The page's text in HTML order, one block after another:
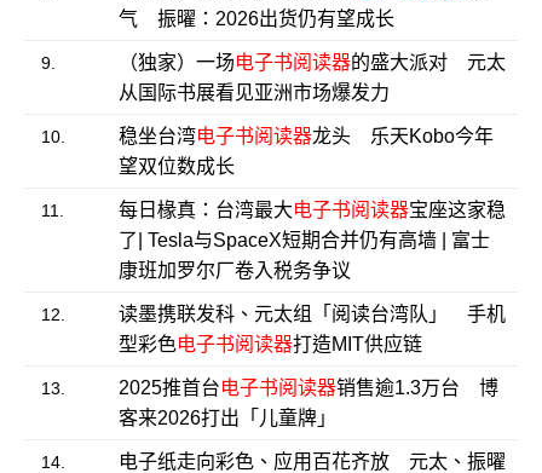
气 振曜：2026出货仍有望成长
9. （独家）一场电子书阅读器的盛大派对 元太
从国际书展看见亚洲市场爆发力
10. 稳坐台湾电子书阅读器龙头 乐天Kobo今年
望双位数成长
11. 每日椽真：台湾最大电子书阅读器宝座这家稳
了| Tesla与SpaceX短期合并仍有高墙 | 富士
康班加罗尔厂卷入税务争议
12.
读墨携联发科、元太组「阅读台湾队」 手机
型彩色电子书阅读器打造MIT供应链
13. 2025推首台电子书阅读器销售逾1.3万台 博
客来2026打出「儿童牌」
14.
电子纸走向彩色、应用百花齐放 元太、振曜